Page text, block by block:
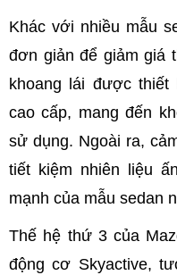
Khác với nhiều mẫu
đơn giản để giảm giá
khoang lái được
cao cấp, mang đến
sử dụng. Ngoài ra,
tiết kiệm nhiên liệu
mạnh của mẫu sedan
Thế hệ thứ 3 của
động cơ Skyactive,